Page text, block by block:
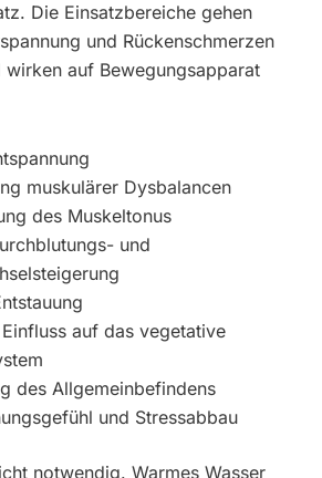
Die Einsatzbereiche gehen
und Rückenschmerzen
wirken auf Bewegungsapparat
muskulärer Dysbalancen
des Muskeltonus
und
auf das vegetative
des Allgemeinbefindens
und Stressabbau
notwendig. Warmes Wasser